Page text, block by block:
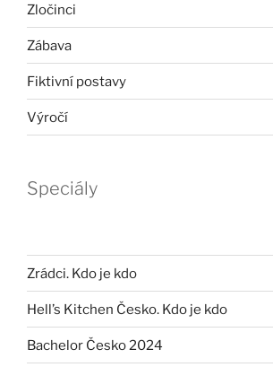
Zločinci
Zábava
Fiktivní postavy
Výročí
Speciály
Zrádci. Kdo je kdo
Hell’s Kitchen Česko. Kdo je kdo
Bachelor Česko 2024